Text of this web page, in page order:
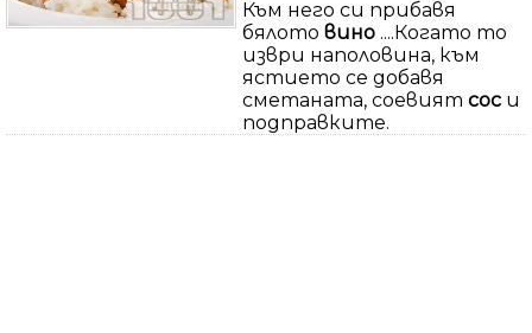
Към него си прибавя
бялото вино ....Когато то
изври наполовина, към
ястието се добавя
сметаната, соевият сос и
подправките.